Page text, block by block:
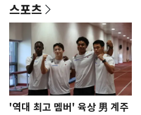
스포츠
'역대 최고 멤버' 육상 男 계주